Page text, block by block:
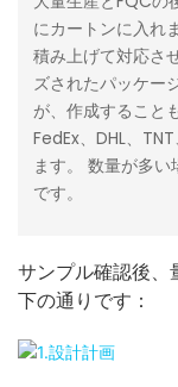
にカートンに入れ
積み上げて対応さ
ズされたパッケー
が、作成すること
FedEx、DHL、
ます。 数量が多
です。
サンプル確認後、
下の通りです：